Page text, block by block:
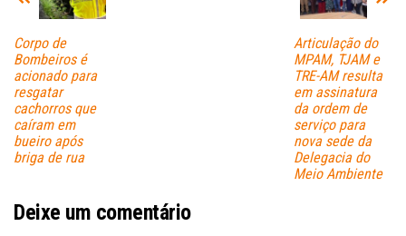
Corpo de
Bombeiros é
acionado para
resgatar
cachorros que
caíram em
bueiro após
briga de rua
Articulação do
MPAM, TJAM e
TRE-AM resulta
em assinatura
da ordem de
serviço para
nova sede da
Delegacia do
Meio Ambiente
Deixe um comentário